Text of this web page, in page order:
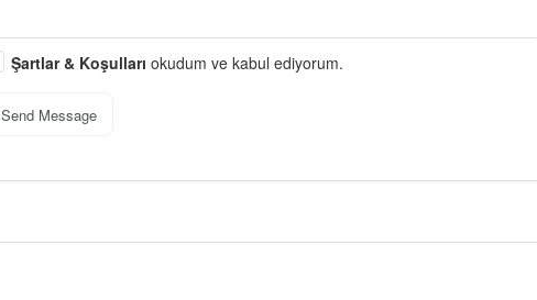
Şartlar & Koşulları okudum ve kabul ediyorum.
Send Message